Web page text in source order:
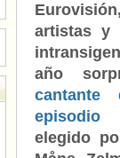
artistas y
año
episodio
elegido